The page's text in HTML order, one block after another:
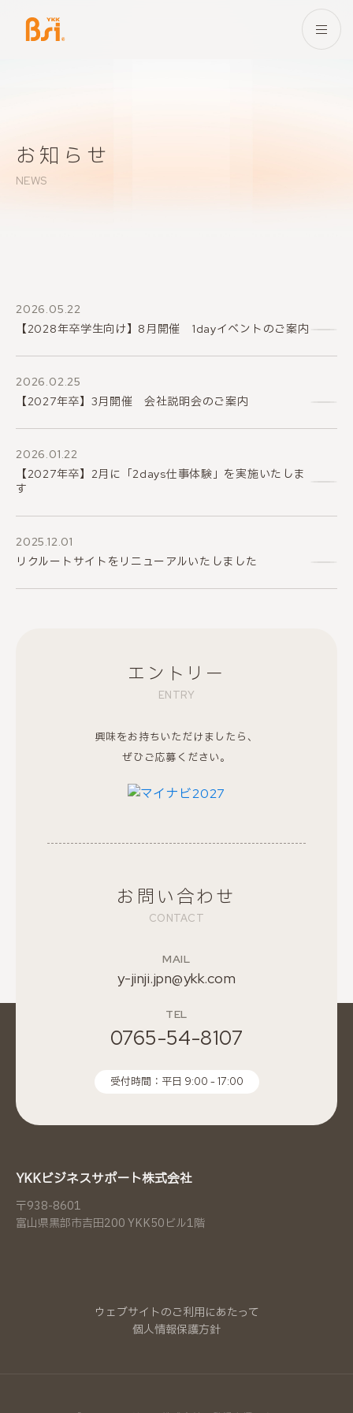
本文までスキップする
メニ
お知らせ
NEWS
2026.05.22
【2028年卒学生向け】8月開催 1dayイベントのご案内
2026.02.25
【2027年卒】3月開催 会社説明会のご案内
2026.01.22
【2027年卒】2月に「2days仕事体験」を実施いたしま
す
2025.12.01
リクルートサイトをリニューアルいたしました
エントリー
ENTRY
興味をお持ちいただけましたら、
ぜひご応募ください。
お問い合わせ
CONTACT
MAIL
y-jinji.jpn@ykk.com
TEL
0765-54-8107
受付時間：平日 9:00 - 17:00
YKKビジネスサポート株式会社
〒938-8601
富山県黒部市吉田200 YKK50ビル1階
ウェブサイトのご利用にあたって
個人情報保護方針